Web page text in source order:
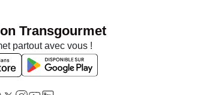
Transgourmet
partout avec vous !